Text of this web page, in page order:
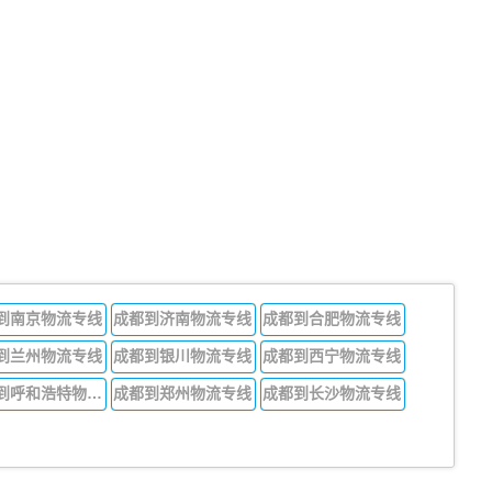
南京物流专线 成都到济南物流专线 成都到合肥物流专线
兰州物流专线 成都到银川物流专线 成都到西宁物流专线
成都到呼和浩特物流专线 成都到郑州物流专线 成都到长沙物流专线